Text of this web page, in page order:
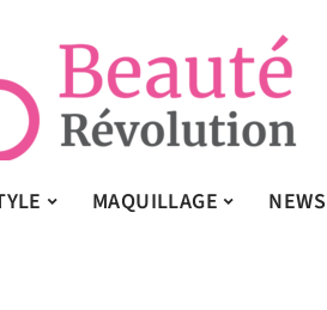
MAQUILLAGE NEWS